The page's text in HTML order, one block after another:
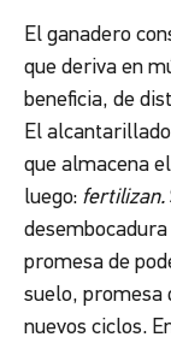
El ganadero
que deriva en
beneficia, de
El
que almacena
luego: fertilizan.
promesa de
suelo, promesa
nuevos ciclos.